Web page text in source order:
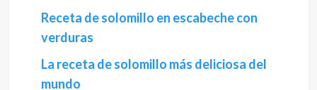
Receta de solomillo en escabeche con
verduras
La receta de solomillo más deliciosa del
mundo